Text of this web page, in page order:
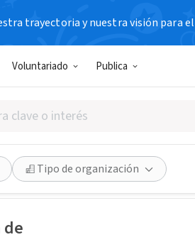
trayectoria y nuestra visión para
Voluntariado Publica
Tipo de organización
|volpro.net
Compartir
de